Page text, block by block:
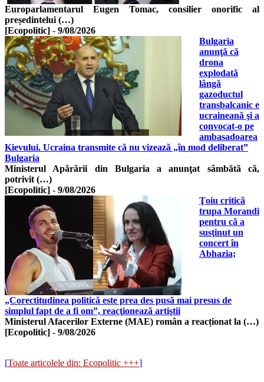
Europarlamentarul Eugen Tomac, consilier onorific al
președintelui (…)
[Ecopolitic] - 9/08/2026
Bulgaria
anunţă că
drona
explodată
lângă
gazoductul
transbalcanic e
ucraineană şi a
convocat-o pe
ambasadoarea
Kievului. Ucraina transmite că nu vizează „în mod deliberat”
Bulgaria
Ministerul Apărării din Bulgaria a anunţat sâmbătă că,
potrivit (…)
[Ecopolitic] - 9/08/2026
Ţoiu critică
trupa Morandi
pentru că a
susţinut un
concert în
Abhazia;
„Corectitudinea politică este prea des pusă mai presus de
simplul fapt de a fi om”, reacţionează artiştii
Ministerul Afacerilor Externe (MAE) român a reacționat la (…)
[Ecopolitic] - 9/08/2026
[Toate articolele din: Ecopolitic +++]